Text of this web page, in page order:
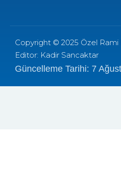
Copyright © 2025 Özel Rami
Editor: Kadir Sancaktar
Güncelleme Tarihi: 7